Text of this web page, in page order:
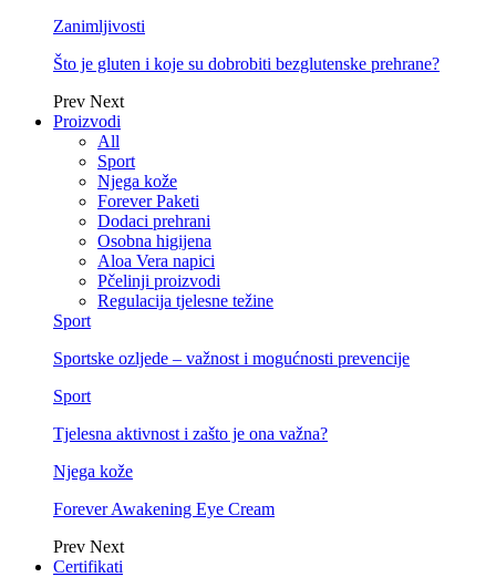
Zanimljivosti
Što je gluten i koje su dobrobiti bezglutenske prehrane?
Prev Next
Proizvodi
All
Sport
Njega kože
Forever Paketi
Dodaci prehrani
Osobna higijena
Aloa Vera napici
Pčelinji proizvodi
Regulacija tjelesne težine
Sport
Sportske ozljede – važnost i mogućnosti prevencije
Sport
Tjelesna aktivnost i zašto je ona važna?
Njega kože
Forever Awakening Eye Cream
Prev Next
Certifikati